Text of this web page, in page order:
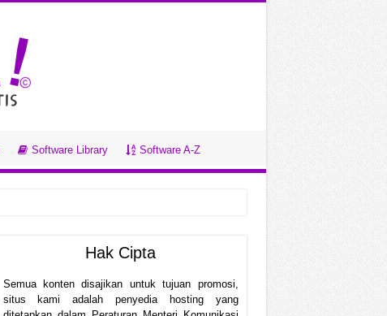
Software Library Software A-Z
Hak Cipta
Semua konten disajikan untuk tujuan promosi,
situs kami adalah penyedia hosting yang